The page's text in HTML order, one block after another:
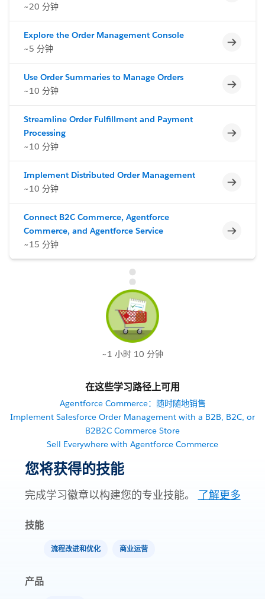
~20 分钟
Explore the Order Management Console
~5 分钟
不完整
Use Order Summaries to Manage Orders
~10 分钟
不完整
Streamline Order Fulfillment and Payment
Processing
~10 分钟
不完整
Implement Distributed Order Management
~10 分钟
不完整
Connect B2C Commerce, Agentforce
Commerce, and Agentforce Service
~15 分钟
不完整
~1 小时 10 分钟
在这些学习路径上可用
Agentforce Commerce：随时随地销售
Implement Salesforce Order Management with a B2B, B2C, or
B2B2C Commerce Store
Sell Everywhere with Agentforce Commerce
您将获得的技能
完成学习徽章以构建您的专业技能。 了解更多
技能
流程改进和优化 商业运营
产品